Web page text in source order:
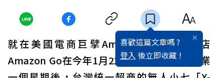
喜歡這篇文章嗎 ?
登入 後立即收藏 !
就在美國電商巨擘Amazon首家無人商店
Amazon Go在今年1月22日正式對外開放營業